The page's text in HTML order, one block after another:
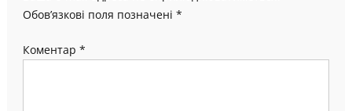
Обов’язкові поля позначені *
Коментар *